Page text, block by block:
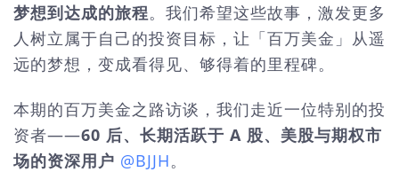
梦想到达成的旅程。我们希望这些故事，激发更多
人树立属于自己的投资目标，让「百万美金」从遥
远的梦想，变成看得见、够得着的里程碑。
本期的百万美金之路访谈，我们走近一位特别的投
资者——60 后、长期活跃于 A 股、美股与期权市
场的资深用户 @BJJH。